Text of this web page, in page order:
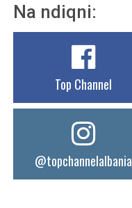
Na ndiqni:
Top Channel
@topchannelalbania